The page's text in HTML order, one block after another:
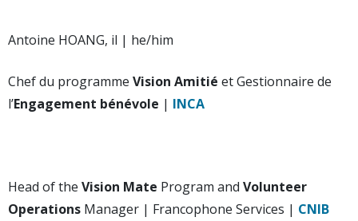
Antoine HOANG, il | he/him
Chef du programme Vision Amitié et Gestionnaire de
l’Engagement bénévole | INCA
Head of the Vision Mate Program and Volunteer
OperationsManager | Francophone Services | CNIB